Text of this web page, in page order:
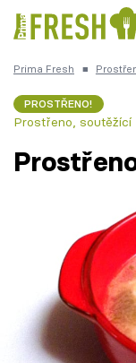
Česká kuchyně
Témata
Recepty
Články
Prima Fresh ■
PROSTŘENO!
Prostřeno, soutěžící